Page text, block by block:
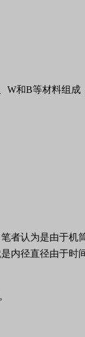
W和B等材料组成
者认为是由于机
内径直径由于时